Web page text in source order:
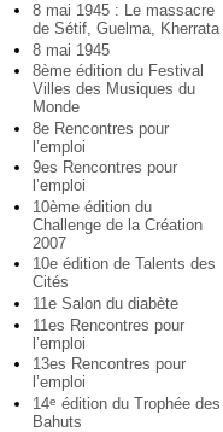
8 mai 1945 : Le massacre
de Sétif, Guelma, Kherrata
8 mai 1945
8ème édition du Festival
Villes des Musiques du
Monde
8e Rencontres pour
l’emploi
9es Rencontres pour
l’emploi
10ème édition du
Challenge de la Création
2007
10e édition de Talents des
Cités
11e Salon du diabète
11es Rencontres pour
l’emploi
13es Rencontres pour
l’emploi
14e édition du Trophée des
Bahuts